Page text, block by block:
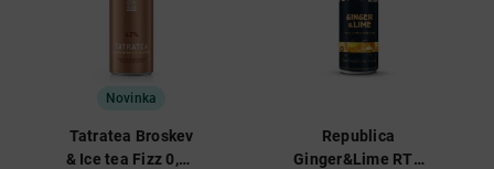
Novinka
Tatratea Broskev
& Ice tea Fizz 0,25
Republica
Ginger&Lime RTD